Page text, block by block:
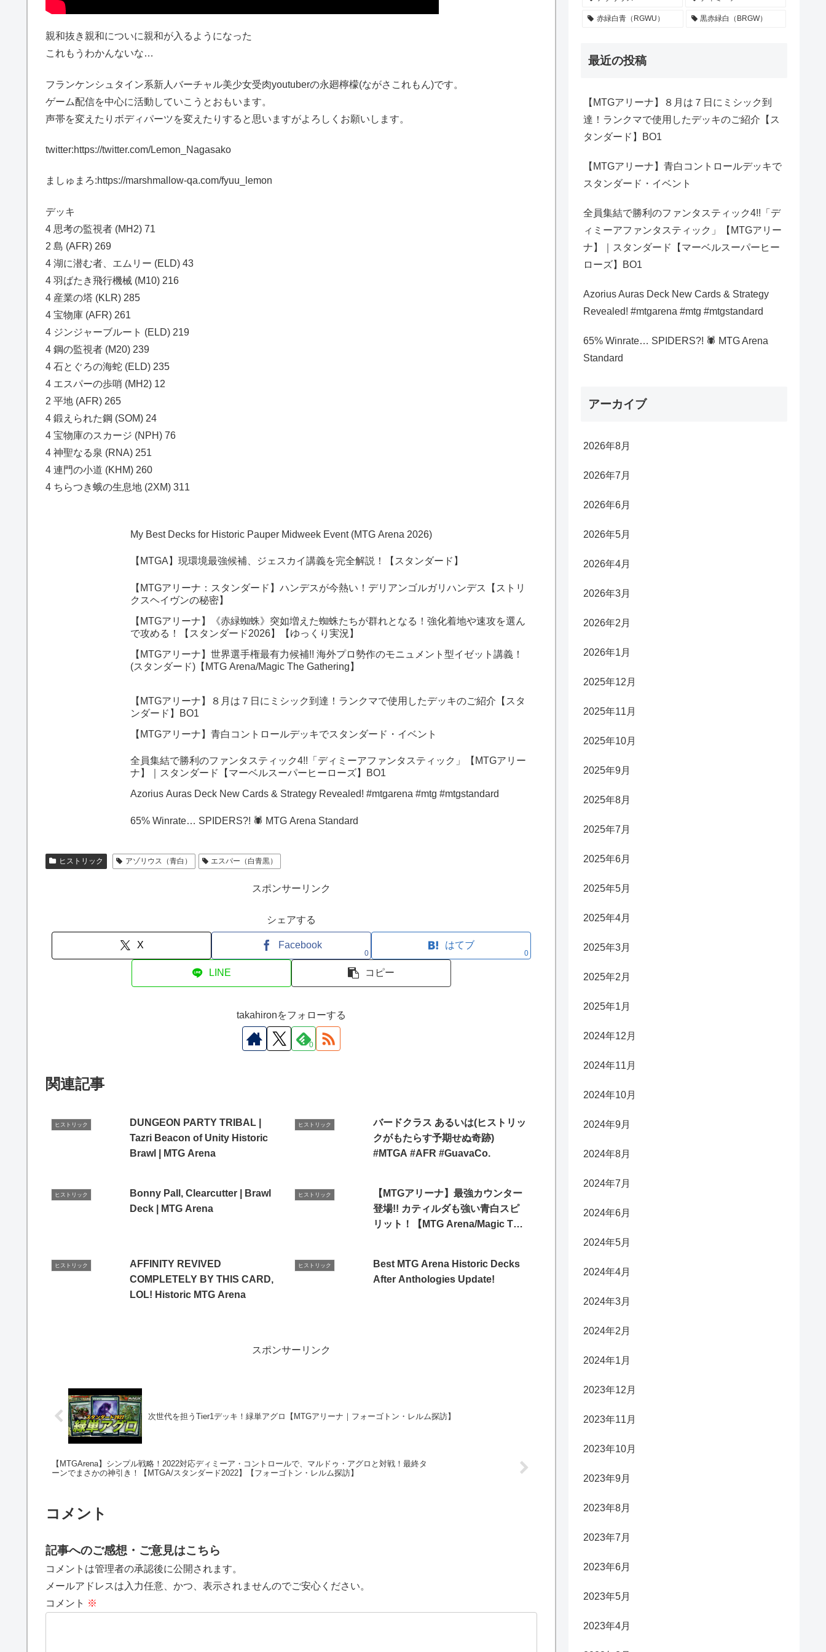
親和抜き親和についに親和が入るようになった
これもうわかんないな…
フランケンシュタイン系新人バーチャル美少女受肉youtuberの永廻檸檬(ながさこれもん)です。
ゲーム配信を中心に活動していこうとおもいます。
声帯を変えたりボディパーツを変えたりすると思いますがよろしくお願いします。
twitter:https://twitter.com/Lemon_Nagasako
ましゅまろ:https://marshmallow-qa.com/fyuu_lemon
デッキ
4 思考の監視者 (MH2) 71
2 島 (AFR) 269
4 湖に潜む者、エムリー (ELD) 43
4 羽ばたき飛行機械 (M10) 216
4 産業の塔 (KLR) 285
4 宝物庫 (AFR) 261
4 ジンジャーブルート (ELD) 219
4 鋼の監視者 (M20) 239
4 石とぐろの海蛇 (ELD) 235
4 エスパーの歩哨 (MH2) 12
2 平地 (AFR) 265
4 鍛えられた鋼 (SOM) 24
4 宝物庫のスカージ (NPH) 76
4 神聖なる泉 (RNA) 251
4 連門の小道 (KHM) 260
4 ちらつき蛾の生息地 (2XM) 311
My Best Decks for Historic Pauper Midweek Event (MTG Arena 2026)
【MTGA】現環境最強候補、ジェスカイ講義を完全解説！【スタンダード】
【MTGアリーナ：スタンダード】ハンデスが今熱い！デリアンゴルガリハンデス【ストリ
クスヘイヴンの秘密】
【MTGアリーナ】《赤緑蜘蛛》突如増えた蜘蛛たちが群れとなる！強化着地や速攻を選ん
で攻める！【スタンダード2026】【ゆっくり実況】
【MTGアリーナ】世界選手権最有力候補!! 海外プロ勢作のモニュメント型イゼット講義！
(スタンダード)【MTG Arena/Magic The Gathering】
【MTGアリーナ】８月は７日にミシック到達！ランクマで使用したデッキのご紹介【スタ
ンダード】BO1
【MTGアリーナ】青白コントロールデッキでスタンダード・イベント
全員集結で勝利のファンタスティック4!!「ディミーアファンタスティック」【MTGアリー
ナ】｜スタンダード【マーベルスーパーヒーローズ】BO1
Azorius Auras Deck New Cards & Strategy Revealed! #mtgarena #mtg #mtgstandard
65% Winrate… SPIDERS?! 🕷️ MTG Arena Standard
ヒストリック アゾリウス（青白） エスパー（白青黒）
スポンサーリンク
シェアする
X Facebook
0
はてブ
0
LINE コピー
takahironをフォローする
0
関連記事
ヒストリック
DUNGEON PARTY TRIBAL |
Tazri Beacon of Unity Historic
Brawl | MTG Arena
ヒストリック
バードクラス あるいは(ヒストリッ
クがもたらす予期せぬ奇跡)
#MTGA #AFR #GuavaCo.
ヒストリック
Bonny Pall, Clearcutter | Brawl
Deck | MTG Arena
ヒストリック
【MTGアリーナ】最強カウンター
登場!! カティルダも強い青白スピ
リット！【MTG Arena/Magic The
ヒストリック
AFFINITY REVIVED
COMPLETELY BY THIS CARD,
LOL! Historic MTG Arena
ヒストリック
Best MTG Arena Historic Decks
After Anthologies Update!
スポンサーリンク
次世代を担うTier1デッキ！緑単アグロ【MTGアリーナ｜フォーゴトン・レルム探訪】
【MTGArena】シンプル戦略！2022対応ディミーア・コントロールで、マルドゥ・アグロと対戦！最終タ
ーンでまさかの神引き！【MTGA/スタンダード2022】【フォーゴトン・レルム探訪】
コメント
記事へのご感想・ご意見はこちら
コメントは管理者の承認後に公開されます。
メールアドレスは入力任意、かつ、表示されませんのでご安心ください。
コメント ※
赤緑白青（RGWU） 黒赤緑白（BRGW）
最近の投稿
【MTGアリーナ】８月は７日にミシック到
達！ランクマで使用したデッキのご紹介【ス
タンダード】BO1
【MTGアリーナ】青白コントロールデッキで
スタンダード・イベント
全員集結で勝利のファンタスティック4!!「デ
ィミーアファンタスティック」【MTGアリー
ナ】｜スタンダード【マーベルスーパーヒー
ローズ】BO1
Azorius Auras Deck New Cards & Strategy
Revealed! #mtgarena #mtg #mtgstandard
65% Winrate… SPIDERS?! 🕷️ MTG Arena
Standard
アーカイブ
2026年8月
2026年7月
2026年6月
2026年5月
2026年4月
2026年3月
2026年2月
2026年1月
2025年12月
2025年11月
2025年10月
2025年9月
2025年8月
2025年7月
2025年6月
2025年5月
2025年4月
2025年3月
2025年2月
2025年1月
2024年12月
2024年11月
2024年10月
2024年9月
2024年8月
2024年7月
2024年6月
2024年5月
2024年4月
2024年3月
2024年2月
2024年1月
2023年12月
2023年11月
2023年10月
2023年9月
2023年8月
2023年7月
2023年6月
2023年5月
2023年4月